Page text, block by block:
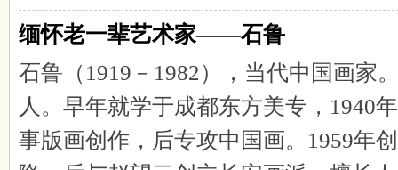
缅怀老一辈艺术家——石鲁
石鲁（1919－1982），当代中国画家
人。早年就学于成都东方美专，1940
事版画创作，后专攻中国画。1959年